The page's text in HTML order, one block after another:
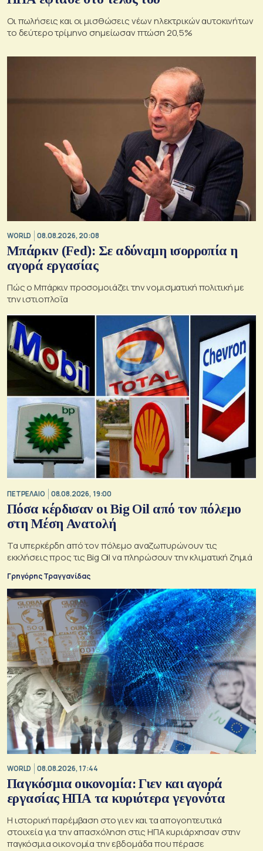
Οι πωλήσεις και οι μισθώσεις νέων ηλεκτρικών αυτοκινήτων
το δεύτερο τρίμηνο σημείωσαν πτώση 20,5%
WORLD 08.08.2026, 20:08
Μπάρκιν (Fed): Σε αδύναμη ισορροπία η
αγορά εργασίας
Πώς ο Μπάρκιν προσομοιάζει την νομισματική πολιτική με
την ιστιοπλοΐα
ΠΕΤΡΕΛΑΙΟ 08.08.2026, 19:00
Πόσα κέρδισαν οι Big Oil από τον πόλεμο
στη Μέση Ανατολή
Τα υπερκέρδη από τον πόλεμο αναζωπυρώνουν τις
εκκλήσεις προς τις Big Oil να πληρώσουν την κλιματική ζημιά
Γρηγόρης Τραγγανίδας
WORLD 08.08.2026, 17:44
Παγκόσμια οικονομία: Γιεν και αγορά
εργασίας ΗΠΑ τα κυριότερα γεγονότα
Η ιστορική παρέμβαση στο γιεν και τα απογοητευτικά
στοιχεία για την απασχόληση στις ΗΠΑ κυριάρχησαν στην
παγκόσμια οικονομία την εβδομάδα που πέρασε